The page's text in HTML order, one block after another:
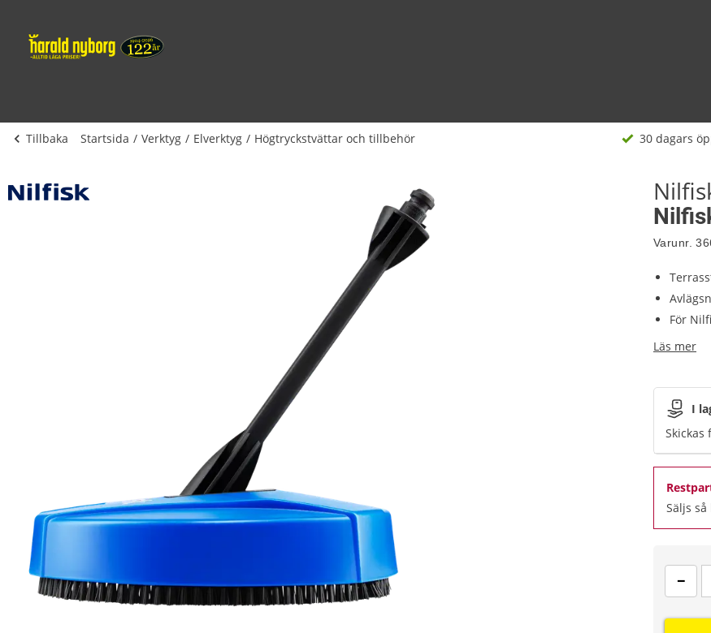
Tillbaka Startsida Verktyg Elverktyg Högtryckstvättar och tillbehör 30 dagars
Varunr.
För
Läs mer
I
Säljs